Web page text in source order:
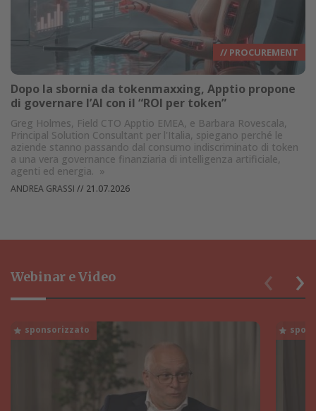
// PROCUREMENT
Dopo la sbornia da tokenmaxxing, Apptio propone
di governare l’AI con il “ROI per token”
Greg Holmes, Field CTO Apptio EMEA, e Barbara Rovescala,
Principal Solution Consultant per l'Italia, spiegano perché le
aziende stanno passando dal consumo indiscriminato di token
a una vera governance finanziaria di intelligenza artificiale,
agenti ed energia. »
ANDREA GRASSI // 21.07.2026
Webinar e Video ‹ ›